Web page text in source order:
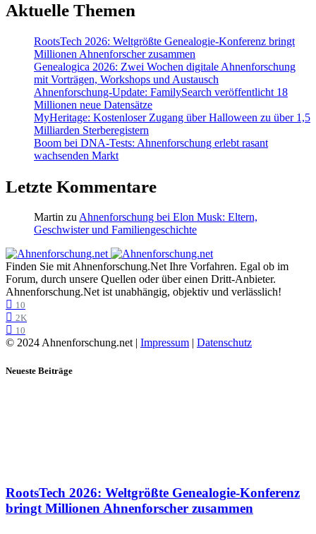
Aktuelle Themen
RootsTech 2026: Weltgrößte Genealogie-Konferenz bringt
Millionen Ahnenforscher zusammen
Genealogica 2026: Zwei Wochen digitale Ahnenforschung
mit Vorträgen, Workshops und Austausch
Ahnenforschung-Update: FamilySearch veröffentlicht 18
Millionen neue Datensätze
MyHeritage: Kostenloser Zugang über Halloween zu über 1,5
Milliarden Sterberegistern
Boom bei DNA-Tests: Ahnenforschung erlebt rasant
wachsenden Markt
Letzte Kommentare
Martin zu Ahnenforschung bei Elon Musk: Eltern,
Geschwister und Familiengeschichte
Finden Sie mit Ahnenforschung.Net Ihre Vorfahren. Egal ob im
Forum, durch unsere Quellen oder über einen Dritt-Anbieter.
Ahnenforschung.Net ist unabhängig, objektiv und verlässlich!
10
2K
10
© 2024 Ahnenforschung.net | Impressum | Datenschutz
Neueste Beiträge
RootsTech 2026: Weltgrößte Genealogie-Konferenz
bringt Millionen Ahnenforscher zusammen